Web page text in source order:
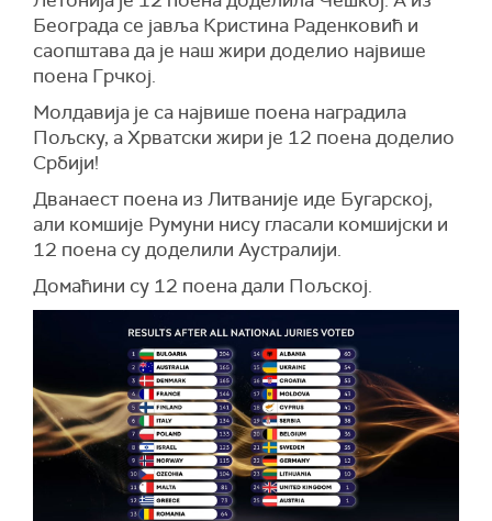
Београда се јавља Кристина Раденковић и
саопштава да је наш жири доделио највише
поена Грчкој.
Молдавија је са највише поена наградила
Пољску, а Хрватски жири је 12 поена доделио
Србији!
Дванаест поена из Литваније иде Бугарској,
али комшије Румуни нису гласали комшијски и
12 поена су доделили Аустралији.
Домаћини су 12 поена дали Пољској.